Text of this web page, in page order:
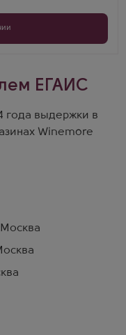
ЕГАИС
года выдержки в
Winemore
Москва